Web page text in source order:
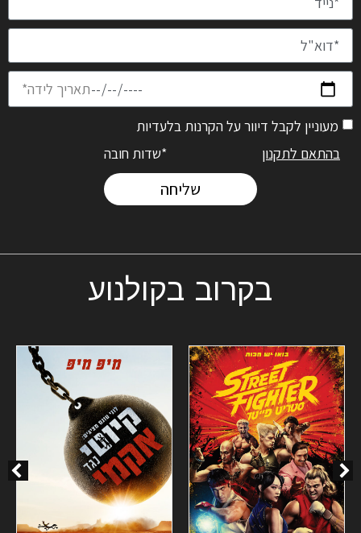
מעוניין לקבל דיוור על הקרנות בלעדיות
בהתאם לתקנון
*שדות חובה
שליחה
בקרוב בקולנוע